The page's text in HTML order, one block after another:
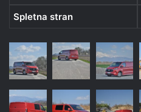
Spletna stran